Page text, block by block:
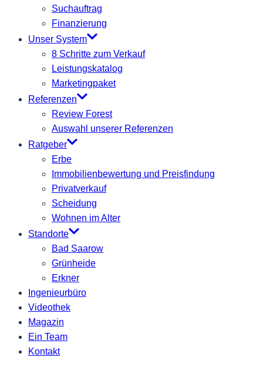
Suchauftrag
Finanzierung
Unser System
8 Schritte zum Verkauf
Leistungskatalog
Marketingpaket
Referenzen
Review Forest
Auswahl unserer Referenzen
Ratgeber
Erbe
Immobilienbewertung und Preisfindung
Privatverkauf
Scheidung
Wohnen im Alter
Standorte
Bad Saarow
Grünheide
Erkner
Ingenieurbüro
Videothek
Magazin
Ein Team
Kontakt